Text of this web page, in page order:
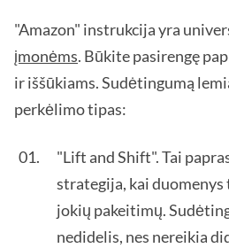
"Amazon" instrukcija yra
įmonėms. Būkite pasirengę
ir iššūkiams. Sudėtingumą
perkėlimo tipas:
"Lift and Shift". Tai
strategija, kai
jokių pakeitimų.
nedidelis, nes nereikia